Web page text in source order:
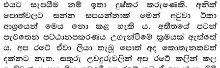
එයට සැපයීම නම් ඉතා දුෂ්කර කරුණෙකි. අනික්
පොත්වලට සන්න සපයන්නාක් මෙන් අටුවා ටීකා
ආශ්‍රයෙන් මෙය නො කළ හැකි ය. අතීතයේ පටන්
පැවතෙන පට්ඨානපකරණය උගැන්වීමේ ක්‍රමයක් ඇත්තේ
ය. අප රටේ ඒවා ලියා තැබූ පොත් අද කොතැනකවත්
දක්නට නැත. සතුරු උවදුරුවලින් අප රටේ කලින් කල